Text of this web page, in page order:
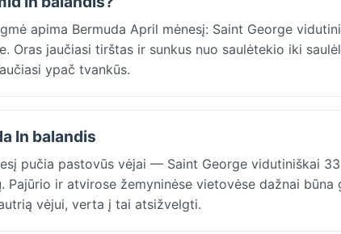
apima Bermuda April mėnesį: Saint George
Oras jaučiasi tirštas ir sunkus nuo saulėtekio iki
ypač tvankūs.
In balandis
pučia pastovūs vėjai — Saint George vidutiniškai
Pajūrio ir atvirose žemyninėse vietovėse dažnai
vėjui, verta į tai atsižvelgti.